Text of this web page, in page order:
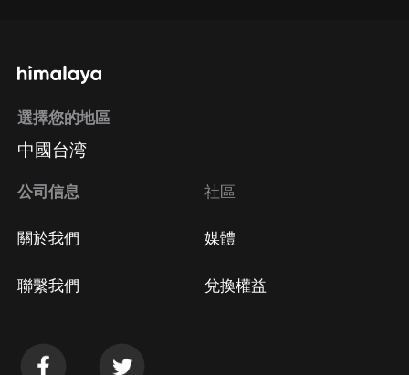
選擇您的地區
中國台湾
公司信息
關於我們
聯繫我們
社區
媒體
兌換權益